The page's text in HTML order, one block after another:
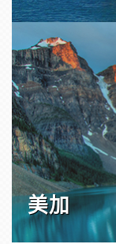
美加